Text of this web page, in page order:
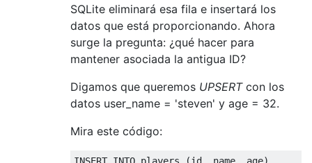
SQLite eliminará esa fila e insertará los
datos que está proporcionando. Ahora
surge la pregunta: ¿qué hacer para
mantener asociada la antigua ID?
Digamos que queremos UPSERTcon los
datos user_name = 'steven' y age = 32.
Mira este código:
INSERT INTO players (id name age)